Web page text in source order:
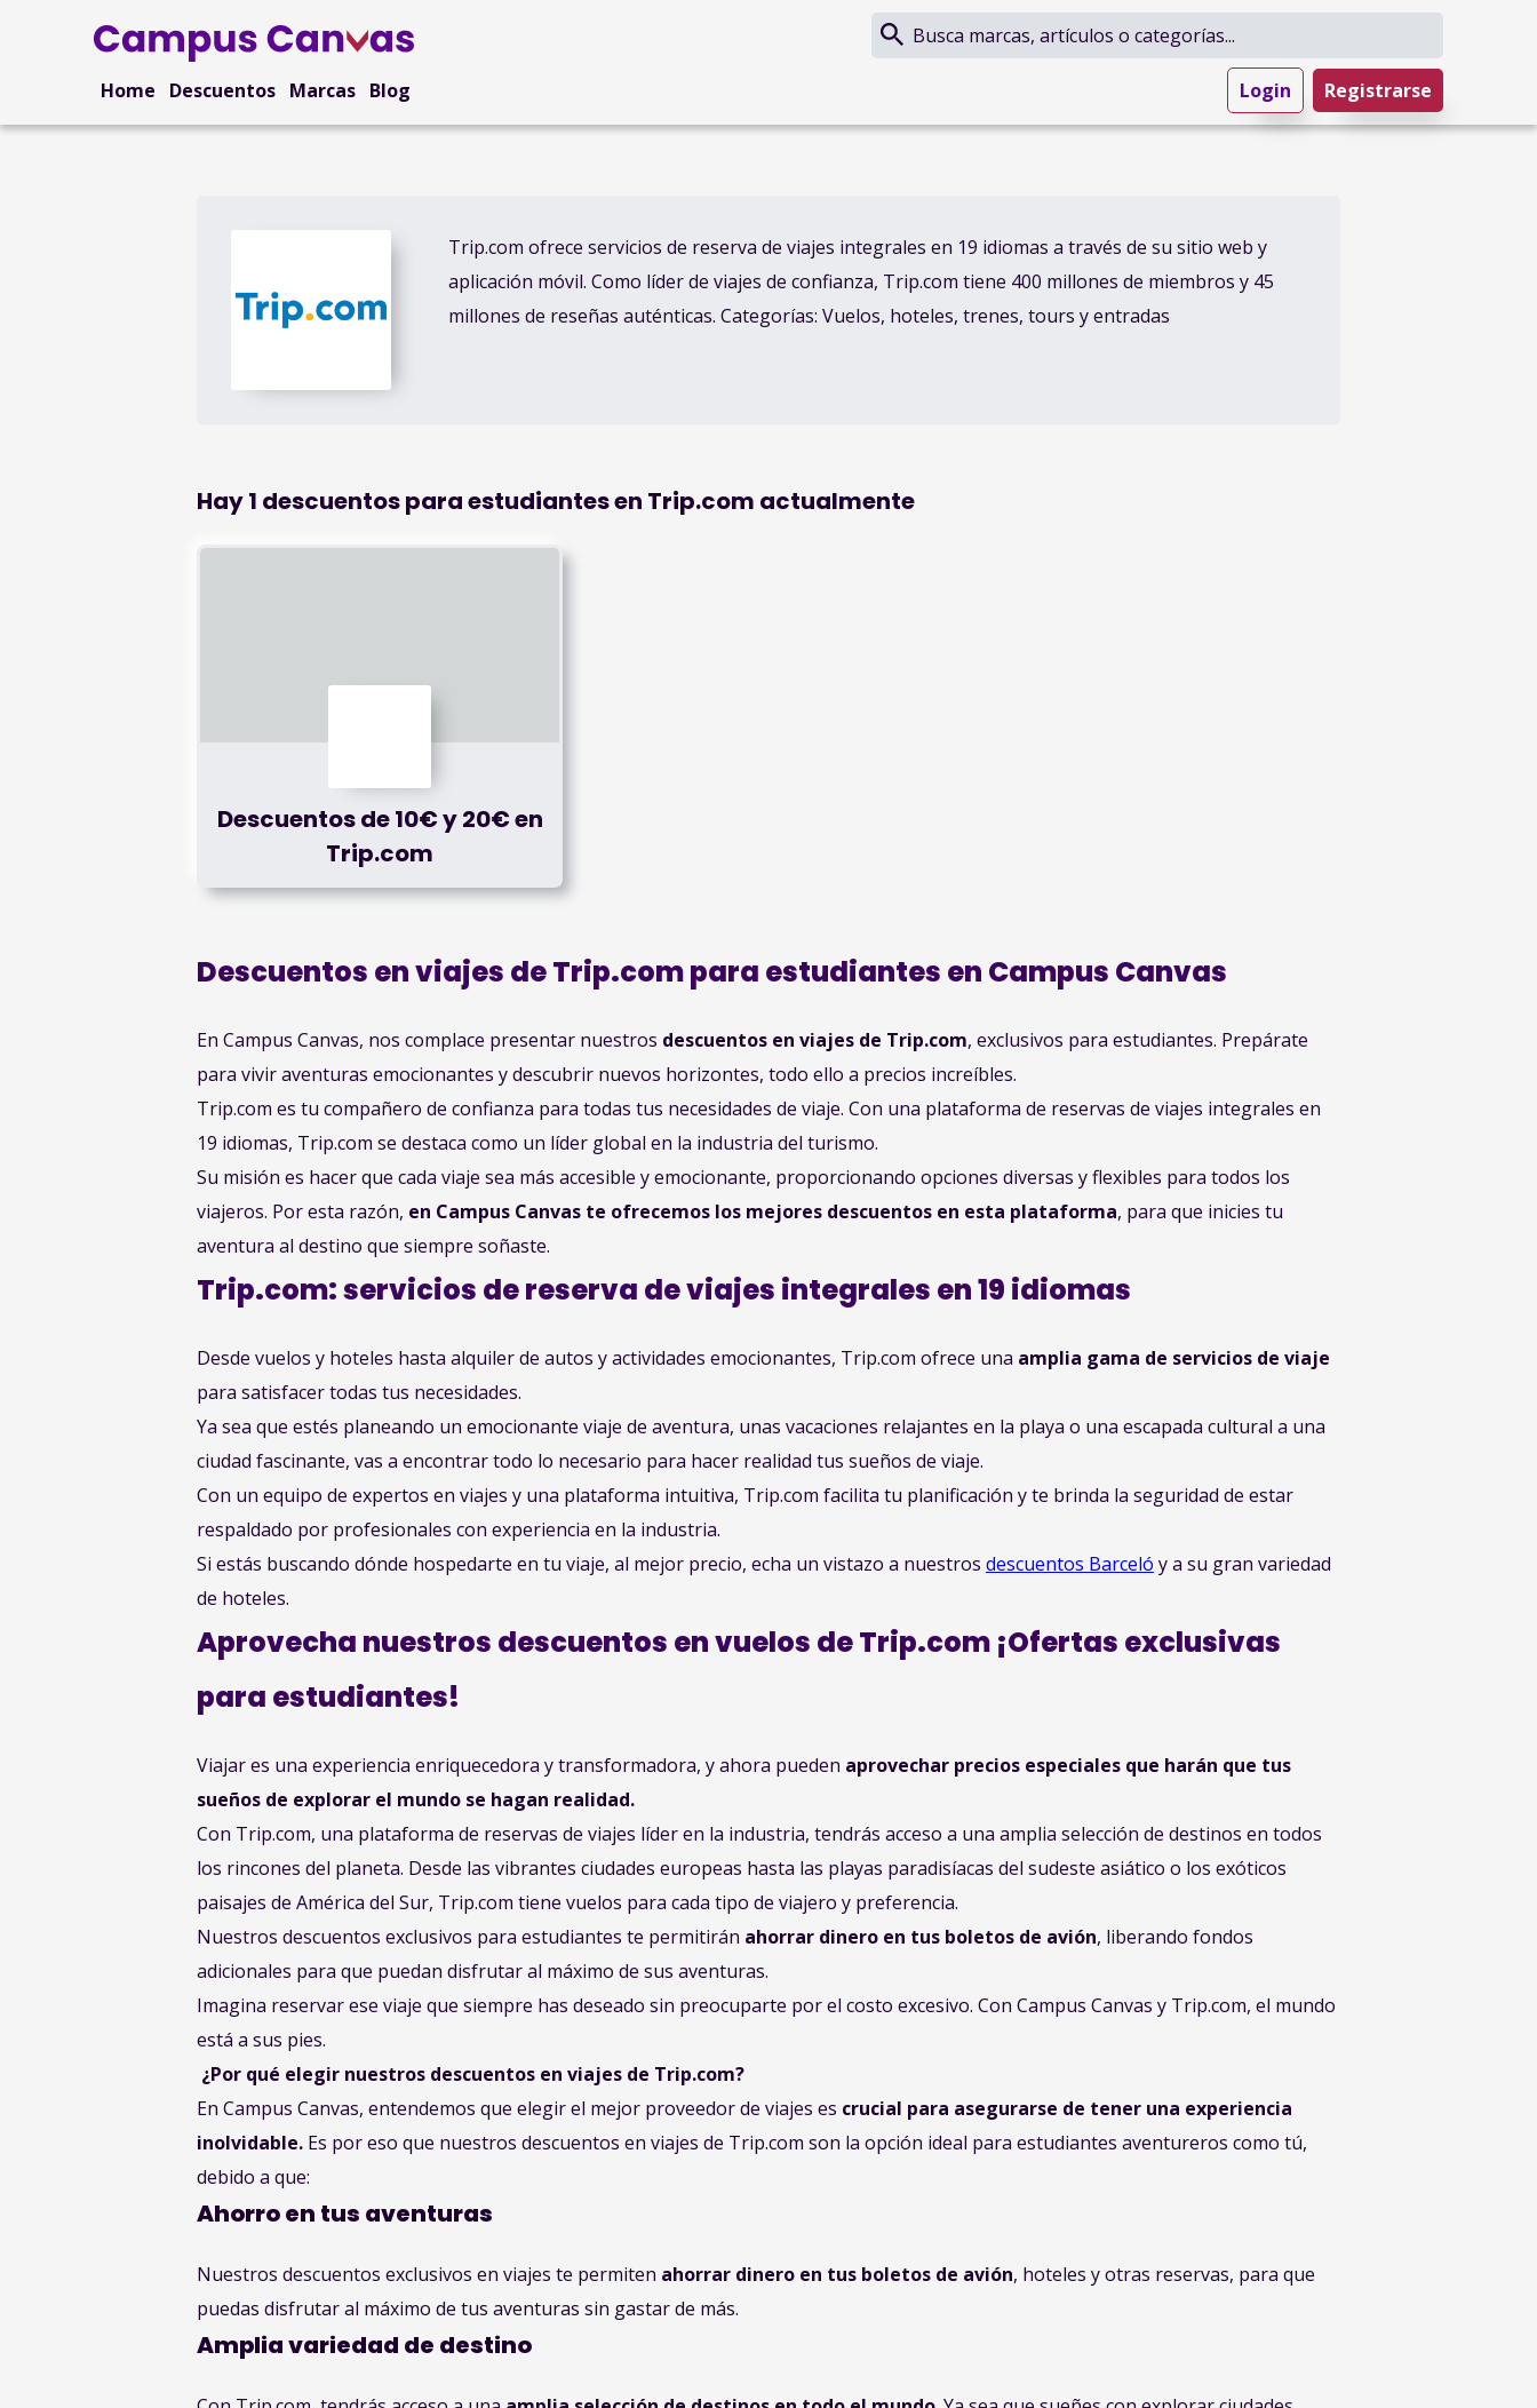
Busca marcas, artículos o categorías...
Home Descuentos Marcas Blog Login Registrarse
Trip.com ofrece servicios de reserva de viajes integrales en 19 idiomas a través de su sitio web y
aplicación móvil. Como líder de viajes de confianza, Trip.com tiene 400 millones de miembros y 45
millones de reseñas auténticas. Categorías: Vuelos, hoteles, trenes, tours y entradas
Hay1 descuentos para estudiantes en Trip.com actualmente
Descuentos de 10€ y 20€ en
Trip.com
Descuentos en viajes de Trip.com para estudiantes en Campus Canvas
En Campus Canvas, nos complace presentar nuestros descuentos en viajes de Trip.com, exclusivos para estudiantes. Prepárate
para vivir aventuras emocionantes y descubrir nuevos horizontes, todo ello a precios increíbles.
Trip.com es tu compañero de confianza para todas tus necesidades de viaje. Con una plataforma de reservas de viajes integrales en
19 idiomas, Trip.com se destaca como un líder global en la industria del turismo.
Su misión es hacer que cada viaje sea más accesible y emocionante, proporcionando opciones diversas y flexibles para todos los
viajeros. Por esta razón, en Campus Canvas te ofrecemos los mejores descuentos en esta plataforma, para que inicies tu
aventura al destino que siempre soñaste.
Trip.com: servicios de reserva de viajes integrales en 19 idiomas
Desde vuelos y hoteles hasta alquiler de autos y actividades emocionantes, Trip.com ofrece una amplia gama de servicios de viaje
para satisfacer todas tus necesidades.
Ya sea que estés planeando un emocionante viaje de aventura, unas vacaciones relajantes en la playa o una escapada cultural a una
ciudad fascinante, vas a encontrar todo lo necesario para hacer realidad tus sueños de viaje.
Con un equipo de expertos en viajes y una plataforma intuitiva, Trip.com facilita tu planificación y te brinda la seguridad de estar
respaldado por profesionales con experiencia en la industria.
Si estás buscando dónde hospedarte en tu viaje, al mejor precio, echa un vistazo a nuestros descuentos Barceló y a su gran variedad
de hoteles.
Aprovecha nuestros descuentos en vuelos de Trip.com ¡Ofertas exclusivas
para estudiantes!
Viajar es una experiencia enriquecedora y transformadora, y ahora pueden aprovechar precios especiales que harán que tus
sueños de explorar el mundo se hagan realidad.
Con Trip.com, una plataforma de reservas de viajes líder en la industria, tendrás acceso a una amplia selección de destinos en todos
los rincones del planeta. Desde las vibrantes ciudades europeas hasta las playas paradisíacas del sudeste asiático o los exóticos
paisajes de América del Sur, Trip.com tiene vuelos para cada tipo de viajero y preferencia.
Nuestros descuentos exclusivos para estudiantes te permitirán ahorrar dinero en tus boletos de avión, liberando fondos
adicionales para que puedan disfrutar al máximo de sus aventuras.
Imagina reservar ese viaje que siempre has deseado sin preocuparte por el costo excesivo. Con Campus Canvas y Trip.com, el mundo
está a sus pies.
¿Por qué elegir nuestros descuentos en viajes de Trip.com?
En Campus Canvas, entendemos que elegir el mejor proveedor de viajes es crucial para asegurarse de tener una experiencia
inolvidable. Es por eso que nuestros descuentos en viajes de Trip.com son la opción ideal para estudiantes aventureros como tú,
debido a que:
Ahorro en tus aventuras
Nuestros descuentos exclusivos en viajes te permiten ahorrar dinero en tus boletos de avión, hoteles y otras reservas, para que
puedas disfrutar al máximo de tus aventuras sin gastar de más.
Amplia variedad de destino